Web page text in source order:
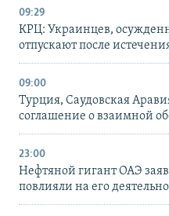
09:29
КРЦ: Украинцев,
отпускают после
09:00
Турция, Саудовская
соглашение о взаимной
23:00
Нефтяной гигант ОАЭ
повлияли на его